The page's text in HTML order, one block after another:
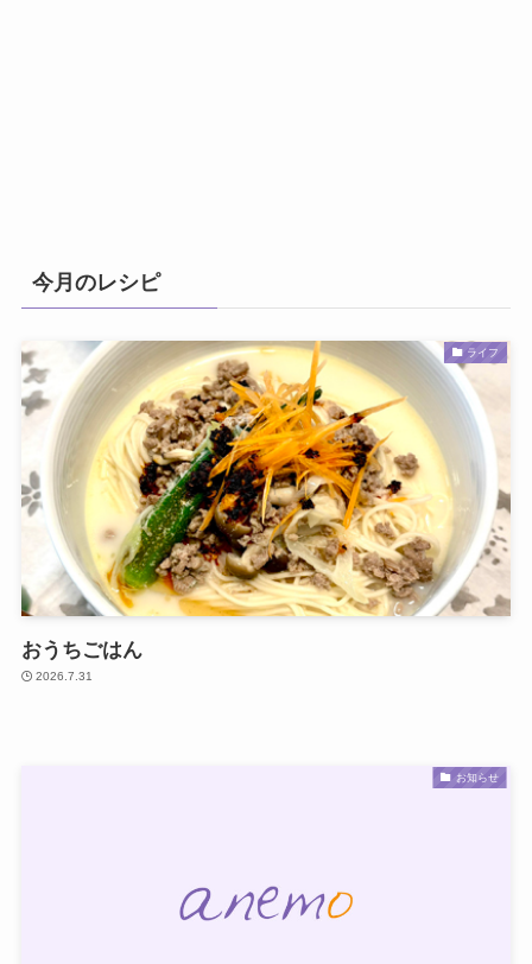
今月のレシピ
ライフ
おうちごはん
2026.7.31
お知らせ